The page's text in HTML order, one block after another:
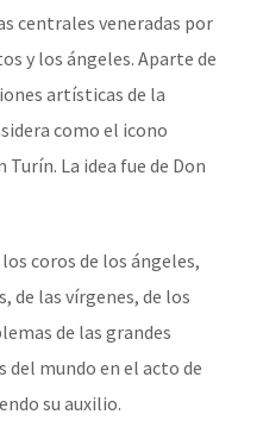
centrales veneradas por
y los ángeles. Aparte de
artísticas de la
como el icono
La idea fue de Don
coros de los ángeles,
de las vírgenes, de los
de las grandes
del mundo en el acto de
su auxilio.